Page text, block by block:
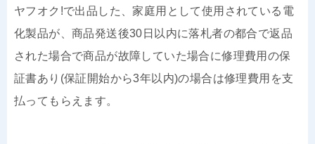
ヤフオク!で出品した、家庭用として使用されている電
化製品が、商品発送後30日以内に落札者の都合で返品
された場合で商品が故障していた場合に修理費用の保
証書あり(保証開始から3年以内)の場合は修理費用を支
払ってもらえます。